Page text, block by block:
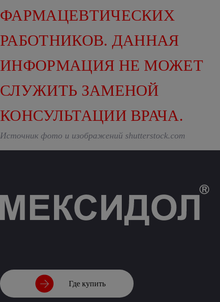
ФАРМАЦЕВТИЧЕСКИХ
РАБОТНИКОВ. ДАННАЯ
ИНФОРМАЦИЯ НЕ МОЖЕТ
СЛУЖИТЬ ЗАМЕНОЙ
КОНСУЛЬТАЦИИ ВРАЧА.
Источник фото и изображений shutterstock.com
Где купить